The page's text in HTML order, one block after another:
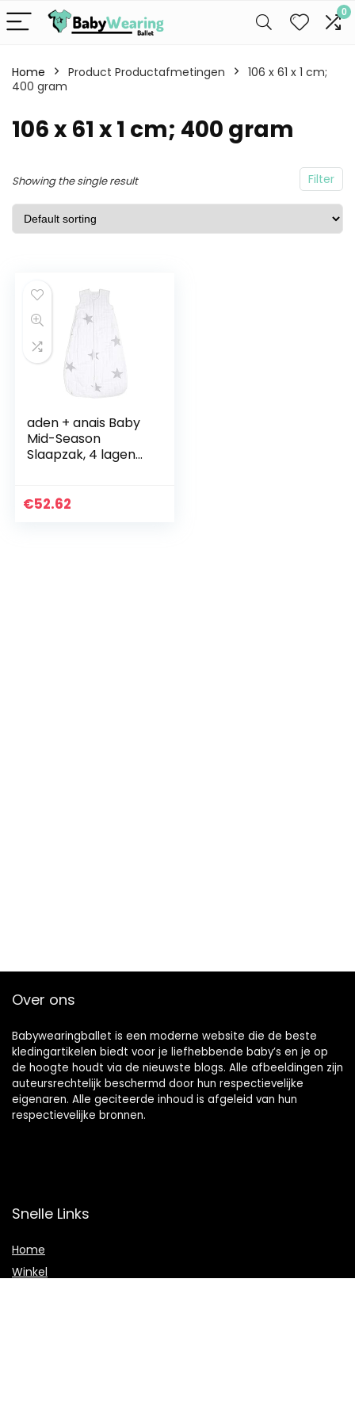
0
Home Product Productafmetingen
106 x 61 x 1 cm;
400 gram
106 x 61 x 1 cm; 400 gram
Filter
Showing the single result
aden + anais Baby
Mid-Season
Slaapzak, 4 lagen
Draagbare
€52.62
Over ons
Babywearingballet is een moderne website die de beste
kledingartikelen biedt voor je liefhebbende baby’s en je op
de hoogte houdt via de nieuwste blogs. Alle afbeeldingen zijn
auteursrechtelijk beschermd door hun respectievelijke
eigenaren. Alle geciteerde inhoud is afgeleid van hun
respectievelijke bronnen.
Snelle Links
Home
Winkel